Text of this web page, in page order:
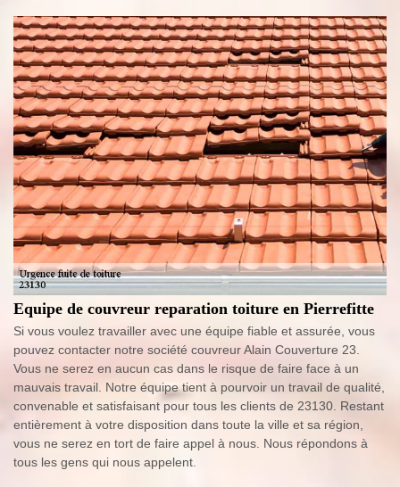
Equipe de couvreur reparation toiture en Pierrefitte
Si vous voulez travailler avec une équipe fiable et assurée, vous
pouvez contacter notre société couvreur Alain Couverture 23.
Vous ne serez en aucun cas dans le risque de faire face à un
mauvais travail. Notre équipe tient à pourvoir un travail de qualité,
convenable et satisfaisant pour tous les clients de 23130. Restant
entièrement à votre disposition dans toute la ville et sa région,
vous ne serez en tort de faire appel à nous. Nous répondons à
tous les gens qui nous appelent.